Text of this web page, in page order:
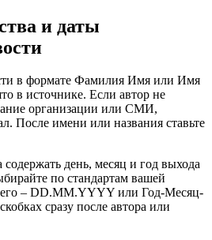
и даты
в формате Фамилия Имя или Имя
в источнике. Если автор не
организации или СМИ,
После имени или названия ставьте
день, месяц и год выхода
по стандартам вашей
– DD.MM.YYYY или Год-Месяц-
сразу после автора или